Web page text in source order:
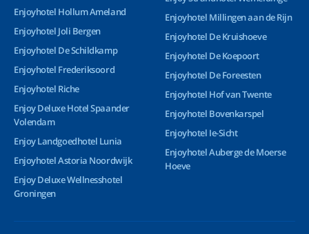
Enjoyhotel Hollum Ameland
Enjoyhotel Joli Bergen
Enjoyhotel De Schildkamp
Enjoyhotel Frederiksoord
Enjoyhotel Riche
Enjoy Deluxe Hotel Spaander
Volendam
Enjoy Landgoedhotel Lunia
Enjoyhotel Astoria Noordwijk
Enjoy Deluxe Wellnesshotel
Groningen
Enjoyhotel Millingen aan de Rijn
Enjoyhotel De Kruishoeve
Enjoyhotel De Koepoort
Enjoyhotel De Foreesten
Enjoyhotel Hof van Twente
Enjoyhotel Bovenkarspel
Enjoyhotel Ie-Sicht
Enjoyhotel Auberge de Moerse
Hoeve